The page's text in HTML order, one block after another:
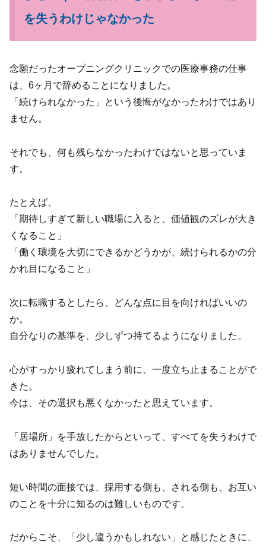
を失うわけじゃなかった
念願だったオープニングクリニックでの医療事務の仕事
は、6ヶ月で辞めることになりました。
「続けられなかった」という後悔がなかったわけではあり
ません。
それでも、何も残らなかったわけではないと思っていま
す。
たとえば、
「期待しすぎて新しい職場に入ると、価値観のズレが大き
くなること」
「働く環境を大切にできるかどうかが、続けられるかの分
かれ目になること」
次に転職するとしたら、どんな点に目を向ければいいの
か。
自分なりの基準を、少しずつ持てるようになりました。
心がすっかり疲れてしまう前に、一度立ち止まることがで
きた。
今は、その選択も悪くなかったと思えています。
「居場所」を手放したからといって、すべてを失うわけで
はありませんでした。
短い時間の面接では、採用する側も、される側も、お互い
のことを十分に知るのは難しいものです。
だからこそ、「少し違うかもしれない」と感じたときに、